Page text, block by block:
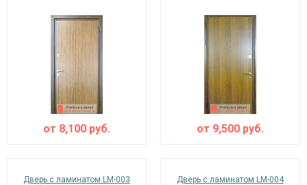
от 8,100 руб. от 9,500 руб.
Дверь с ламинатом LM-003 Дверь с ламинатом LM-004